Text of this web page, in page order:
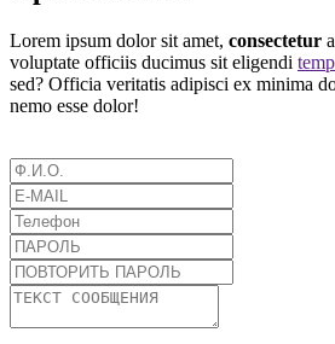
Lorem ipsum dolor sit amet, consectetur
voluptate officiis ducimus sit eligendi
sed? Officia veritatis adipisci ex minima
nemo esse dolor!